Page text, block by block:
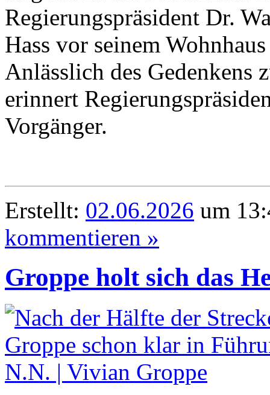
Regierungspräsident Dr.
Hass vor seinem
Anlässlich des Gedenkens
erinnert
Vorgänger.
Erstellt: 02.06.2026 um
kommentieren »
Groppe holt sich das